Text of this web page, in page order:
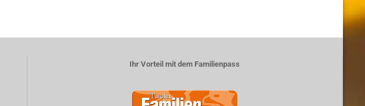
Ihr Vorteil mit dem Familienpass